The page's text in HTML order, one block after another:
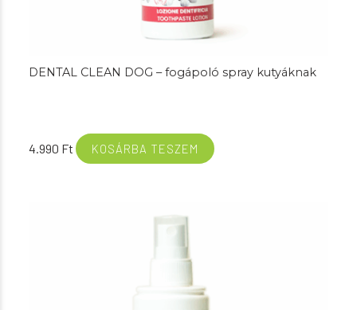
DENTAL CLEAN DOG – fogápoló spray kutyáknak
4.990 Ft KOSÁRBA TESZEM